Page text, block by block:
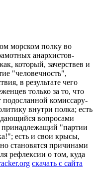
морском полку во
анархистов-
который, зачерствев и
"человечность",
в результате чего
только за то, что
комиссару-
внутри полка; есть
вопросами
принадлежащий "партии
есть и свои крысы,
становятся причинами
рефлексии о том, куда
скачать с сайта